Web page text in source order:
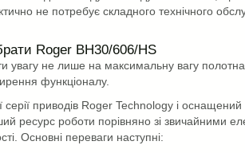
не потребує складного технічного
Roger BH30/606/HS
увагу не лише на максимальну вагу
функціоналу.
серії приводів Roger Technology і
ресурс роботи порівняно зі звичайними
Основні переваги наступні: